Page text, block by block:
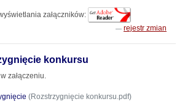
załączników:
rejestr zmian
konkursu
załączeniu.
(Rozstrzygnięcie konkursu.pdf)